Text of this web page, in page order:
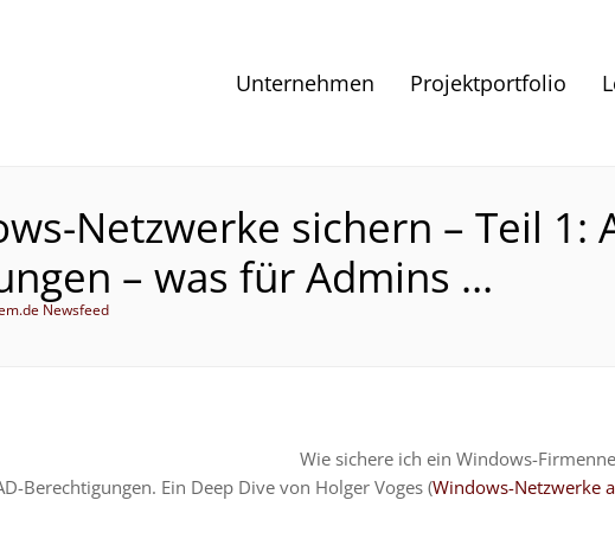
Unternehmen Projektportfolio
Netzwerke sichern – Teil 1:
– was für Admins …
Newsfeed
Wie sichere ich ein Windows-
Berechtigungen. Ein Deep Dive von Holger Voges (Windows-Netzwerke